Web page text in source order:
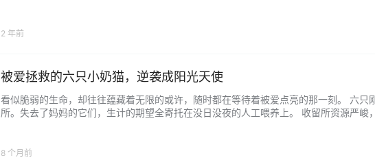
2 年前
被爱拯救的六只小奶猫，逆袭成阳光天使
看似脆弱的生命，却往往蕴藏着无限的或许，随时都在等待着被爱点亮的那一刻。 六
所。失去了妈妈的它们，生计的期望全寄托在没日没夜的人工喂养上。 收留所资源严峻
8 个月前